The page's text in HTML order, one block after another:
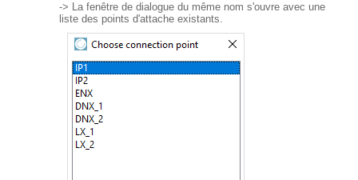
-> La fenêtre de dialogue du même nom s'ouvre avec une
liste des points d'attache existants.